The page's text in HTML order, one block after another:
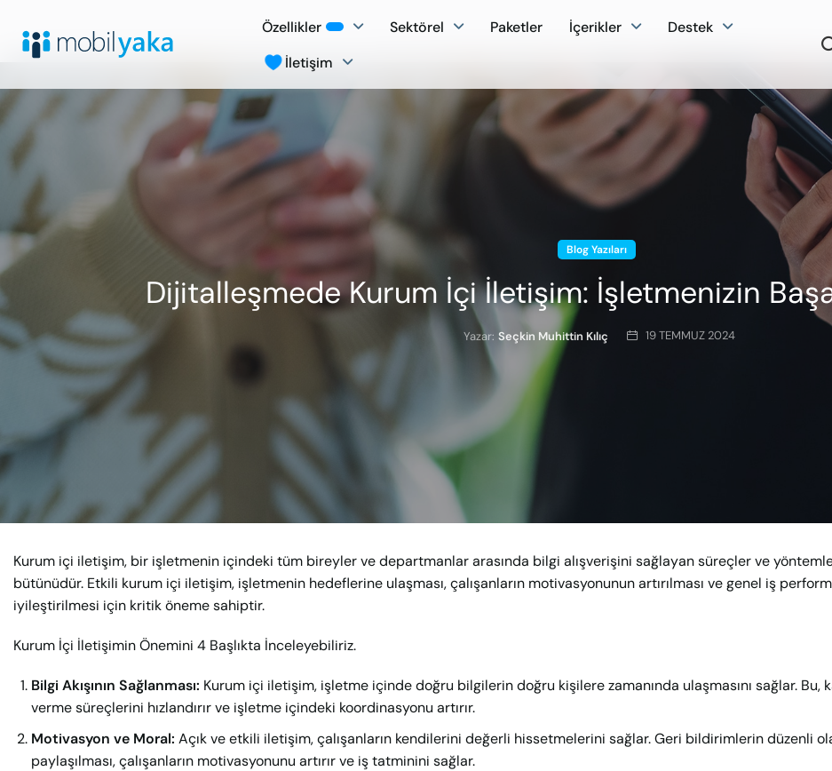
Özellikler Sektörel Paketler İçerikler
Destek
İletişim
Blog Yazıları
Dijitalleşmede Kurum İçi İletişim: İşletmenizin
Yazar: Seçkin Muhittin Kılıç 19 TEMMUZ 2024
Kurum içi iletişim, bir işletmenin içindeki tüm bireyler ve departmanlar arasında bilgi alışverişini sağlayan süreçler ve
bütünüdür. Etkili kurum içi iletişim, işletmenin hedeflerine ulaşması, çalışanların motivasyonunun artırılması ve genel iş
iyileştirilmesi için kritik öneme sahiptir.
Kurum İçi İletişimin Önemini 4 Başlıkta İnceleyebiliriz.
Bilgi Akışının Sağlanması: Kurum içi iletişim, işletme içinde doğru bilgilerin doğru kişilere zamanında ulaşmasını sağlar. Bu,
verme süreçlerini hızlandırır ve işletme içindeki koordinasyonu artırır.
Motivasyon ve Moral: Açık ve etkili iletişim, çalışanların kendilerini değerli hissetmelerini sağlar. Geri bildirimlerin düzenli
paylaşılması, çalışanların motivasyonunu artırır ve iş tatminini sağlar.